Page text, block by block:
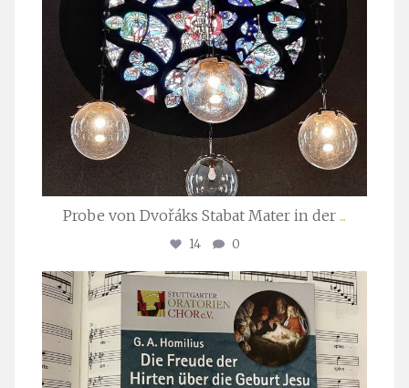
Probe von Dvořáks Stabat Mater in der ...
14 0
stuttgarter_oratorienchor
Nov. 29